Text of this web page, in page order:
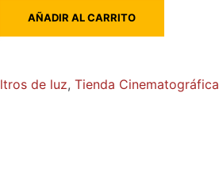
AÑADIR AL CARRITO
de luz,Tienda Cinematográfica